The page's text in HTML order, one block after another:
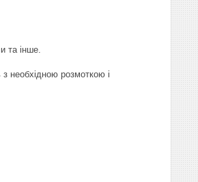
та інше.
з необхідною розмоткою і